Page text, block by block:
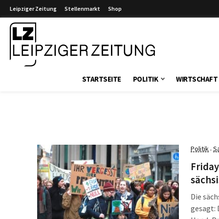
Leipziger Zeitung Stellenmarkt Shop
STARTSEITE POLITIK WIRTSCHAFT
Politik·
Die
gesagt: